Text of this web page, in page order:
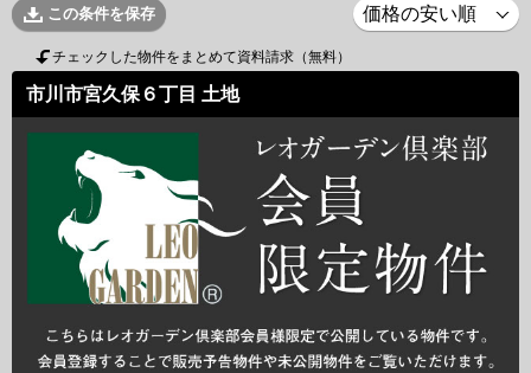
この条件を保存
チェックした物件をまとめて資料請求（無料）
市川市宮久保６丁目 土地